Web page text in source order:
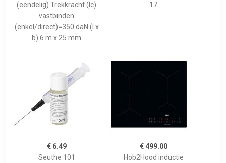
(eendelig) Trekkracht (lc)
vastbinden
(enkel/direct)=350 daN (l x
b) 6 m x 25 mm
17
€ 6.49
Seuthe 101
€ 499.00
Hob2Hood inductie